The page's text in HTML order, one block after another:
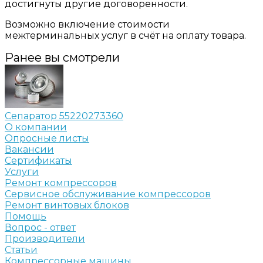
достигнуты другие договоренности.
Возможно включение стоимости
межтерминальных услуг в счёт на оплату товара.
Ранее вы смотрели
Сепаратор 55220273360
О компании
Опросные листы
Вакансии
Сертификаты
Услуги
Ремонт компрессоров
Сервисное обслуживание компрессоров
Ремонт винтовых блоков
Помощь
Вопрос - ответ
Производители
Статьи